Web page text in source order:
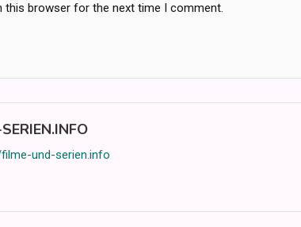
this browser for the next time I comment.
und-serien.info